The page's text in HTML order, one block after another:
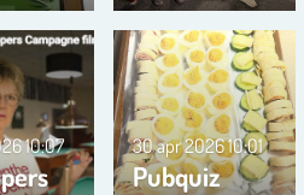
10:07
Pubquiz
30 apr 202610:01